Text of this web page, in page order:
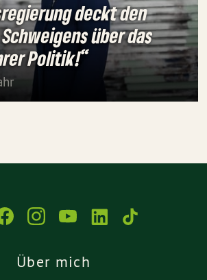
deckt den
über das
Politik!“
Über mich